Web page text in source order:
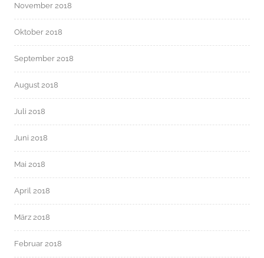
November 2018
Oktober 2018
September 2018
August 2018
Juli 2018
Juni 2018
Mai 2018
April 2018
März 2018
Februar 2018